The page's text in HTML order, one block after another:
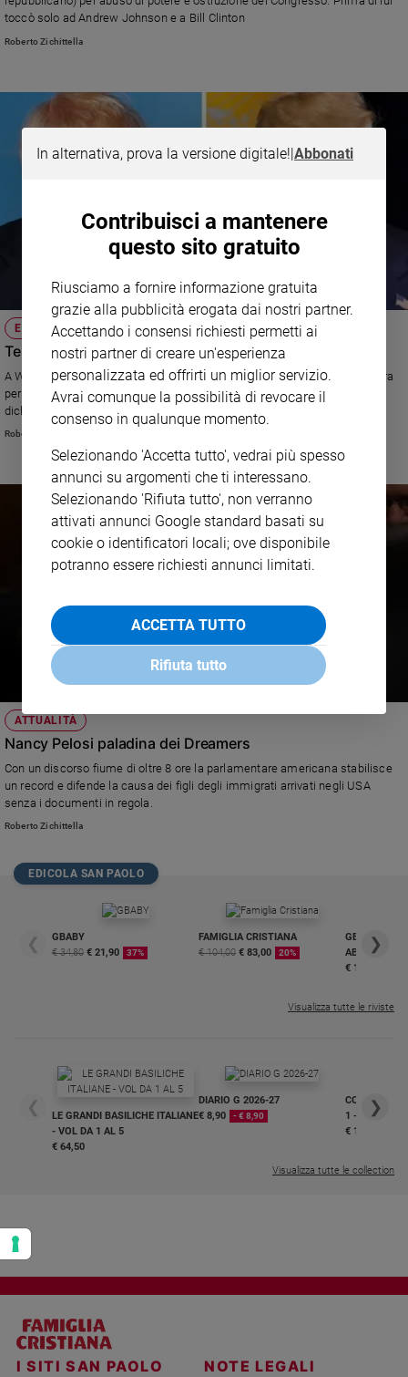
Sanremo
2026
streaming
Libri
Genitori
e
figli
Nonni
Coppia
Scuola
Bioetica
Vai
Riflessioni
Foto
Video
Podcast
Privacy
Chi
Contatti
Redazione
toccò solo ad Andrew Johnson e a Bill Clinton
Roberto Zichittella
ESTERI
Tempi duri per Trump e Johnson
A Washington la presidente della Camera Nancy Pelosi avvia la procedura
per mettere in stato di accusa il presidente. A Londra la Corte Suprema
dichiara illegale la chiusura del Parlamento voluta dal primo ministro.
Roberto Zichittella
ATTUALITÀ
Nancy Pelosi paladina dei Dreamers
Con un discorso fiume di oltre 8 ore la parlamentare americana stabilisce
un record e difende la causa dei figli degli immigrati arrivati negli USA
senza i documenti in regola.
Roberto Zichittella
EDICOLA SAN PAOLO
❮
GBABY
€ 34,80 € 21,90 37%
FAMIGLIA CRISTIANA
€ 104,00 € 83,00 20%
GBABY
€ 16,99
❯
Visualizza tutte le riviste
❮
LE GRANDI BASILICHE ITALIANE
- VOL DA 1 AL 5
€ 64,50
DIARIO G 2026-27
€ 8,90
- € 8,90
COLLANA
1 - 2
€ 18,50
❯
Visualizza tutte le collection
I SITI SAN PAOLO NOTE LEGALI
In alternativa, prova la versione digitale!|Abbonati
Contribuisci a mantenere
questo sito gratuito
Riusciamo a fornire informazione gratuita
grazie alla pubblicità erogata dai nostri partner.
Accettando i consensi richiesti permetti ai
nostri partner di creare un'esperienza
personalizzata ed offrirti un miglior servizio.
Avrai comunque la possibilità di revocare il
consenso in qualunque momento.
Selezionando 'Accetta tutto', vedrai più spesso
annunci su argomenti che ti interessano.
Selezionando 'Rifiuta tutto', non verranno
attivati annunci Google standard basati su
cookie o identificatori locali; ove disponibile
potranno essere richiesti annunci limitati.
ACCETTA TUTTO
Rifiuta tutto